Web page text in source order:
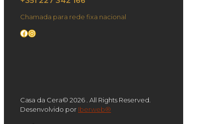
Chamada para rede fixa nacional
Facebook
Instagram
Casa da Cera© 2026 . All Rights Reserved.
Desenvolvido por Iberweb®